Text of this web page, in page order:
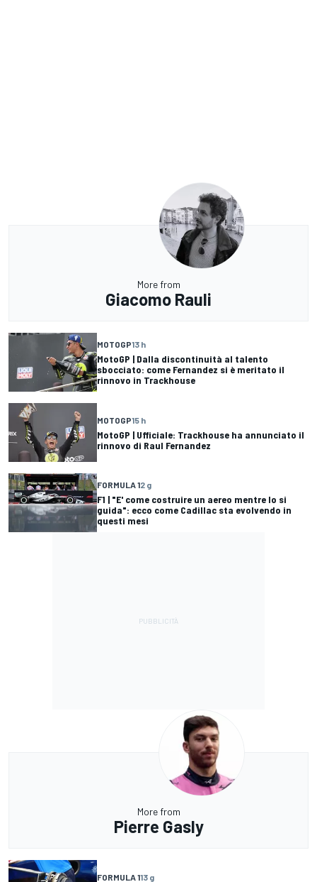
More from
Giacomo Rauli
MOTOGP13 h
MotoGP | Dalla discontinuità al talento
sbocciato: come Fernandez si è meritato il
rinnovo in Trackhouse
MOTOGP15 h
MotoGP | Ufficiale: Trackhouse ha annunciato il
rinnovo di Raul Fernandez
FORMULA 12 g
F1 | "E' come costruire un aereo mentre lo si
guida": ecco come Cadillac sta evolvendo in
questi mesi
More from
Pierre Gasly
FORMULA 113 g